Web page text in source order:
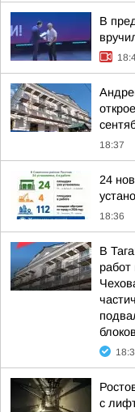
В
18:37
24
18:36
В
работ
блоков
с